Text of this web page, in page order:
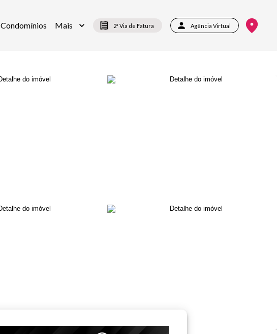
Condomínios Mais 2ª Via de Fatura Agência Virtual